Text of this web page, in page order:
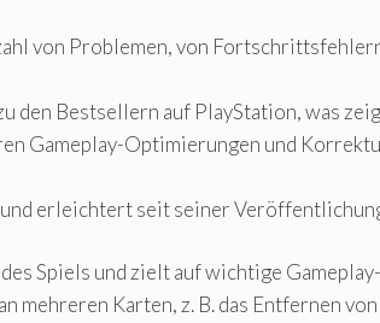
von Problemen, von
den Bestsellern auf PlayStation, was
Gameplay-Optimierungen und
erleichtert seit seiner
Spiels und zielt auf wichtige
mehreren Karten, z. B. das Entfernen